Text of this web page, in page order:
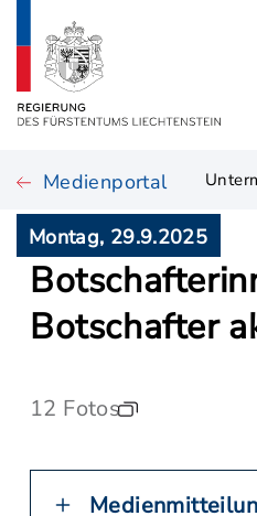
Medienportal
Montag, 29.9.2025
Botschafter
12 Fotos